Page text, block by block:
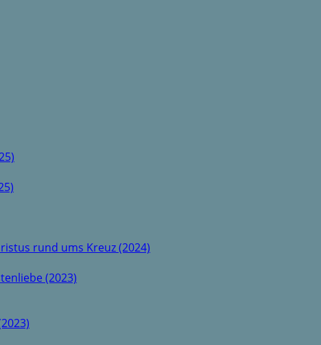
rund ums Kreuz (2024)
(2023)